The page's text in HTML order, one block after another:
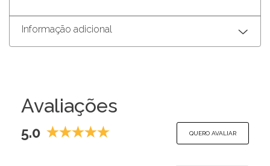
Informação adicional
Avaliações
5.0 QUERO AVALIAR